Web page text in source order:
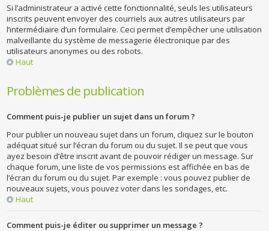
Si l’administrateur a activé cette fonctionnalité, seuls les utilisateurs
inscrits peuvent envoyer des courriels aux autres utilisateurs par
l’intermédiaire d’un formulaire. Ceci permet d’empêcher une utilisation
malveillante du système de messagerie électronique par des
utilisateurs anonymes ou des robots.
Haut
Problèmes de publication
Comment puis-je publier un sujet dans un forum ?
Pour publier un nouveau sujet dans un forum, cliquez sur le bouton
adéquat situé sur l’écran du forum ou du sujet. Il se peut que vous
ayez besoin d’être inscrit avant de pouvoir rédiger un message. Sur
chaque forum, une liste de vos permissions est affichée en bas de
l’écran du forum ou du sujet. Par exemple : vous pouvez publier de
nouveaux sujets, vous pouvez voter dans les sondages, etc.
Haut
Comment puis-je éditer ou supprimer un message ?